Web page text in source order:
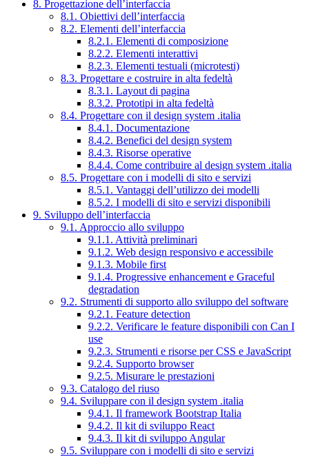
8. Progettazione dell’interfaccia
8.1. Obiettivi dell’interfaccia
8.2. Elementi dell’interfaccia
8.2.1. Elementi di composizione
8.2.2. Elementi interattivi
8.2.3. Elementi testuali (microtesti)
8.3. Progettare e costruire in alta fedeltà
8.3.1. Layout di pagina
8.3.2. Prototipi in alta fedeltà
8.4. Progettare con il design system .italia
8.4.1. Documentazione
8.4.2. Benefici del design system
8.4.3. Risorse operative
8.4.4. Come contribuire al design system .italia
8.5. Progettare con i modelli di sito e servizi
8.5.1. Vantaggi dell’utilizzo dei modelli
8.5.2. I modelli di sito e servizi disponibili
9. Sviluppo dell’interfaccia
9.1. Approccio allo sviluppo
9.1.1. Attività preliminari
9.1.2. Web design responsivo e accessibile
9.1.3. Mobile first
9.1.4. Progressive enhancement e Graceful
degradation
9.2. Strumenti di supporto allo sviluppo del software
9.2.1. Feature detection
9.2.2. Verificare le feature disponibili con Can I
use
9.2.3. Strumenti e risorse per CSS e JavaScript
9.2.4. Supporto browser
9.2.5. Misurare le prestazioni
9.3. Catalogo del riuso
9.4. Sviluppare con il design system .italia
9.4.1. Il framework Bootstrap Italia
9.4.2. Il kit di sviluppo React
9.4.3. Il kit di sviluppo Angular
9.5. Sviluppare con i modelli di sito e servizi